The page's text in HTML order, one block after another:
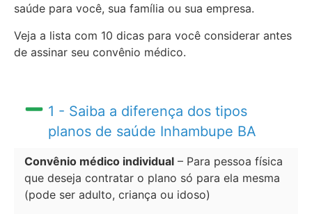
saúde para você, sua família ou sua empresa.
Veja a lista com 10 dicas para você considerar antes
de assinar seu convênio médico.
1 - Saiba a diferença dos tipos
planos de saúde Inhambupe BA
Convênio médico individual – Para pessoa física
que deseja contratar o plano só para ela mesma
(pode ser adulto, criança ou idoso)